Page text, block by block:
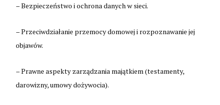
– Bezpieczeństwo i ochrona danych w sieci.
– Przeciwdziałanie przemocy domowej i rozpoznawanie jej
objawów.
– Prawne aspekty zarządzania majątkiem (testamenty,
darowizny, umowy dożywocia).